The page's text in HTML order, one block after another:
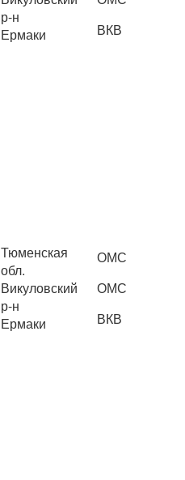
р-н
Ермаки
ВКВ
Тюменская
обл.
Викуловский
р-н
Ермаки
ОМС
ОМС
ВКВ